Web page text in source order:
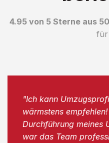
4.95 von 5 Sterne aus
für
"Ich kann
wärmstens
Durchführung meines
war das Team